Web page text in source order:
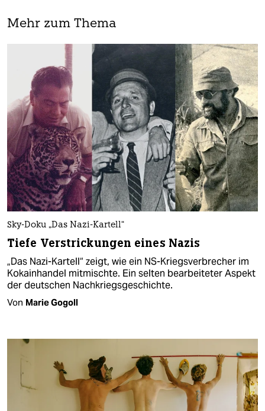
Mehr zum Thema
Sky-Doku „Das Nazi-Kartell“
Tiefe Verstrickungen eines Nazis
„Das Nazi-Kartell“ zeigt, wie ein NS-Kriegsverbrecher im
Kokainhandel mitmischte. Ein selten bearbeiteter Aspekt
der deutschen Nachkriegsgeschichte.
Von Marie Gogoll